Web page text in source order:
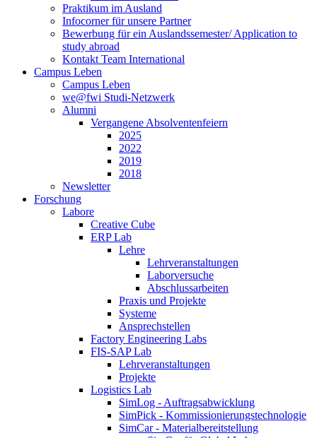
Praktikum im Ausland
Infocorner für unsere Partner
Bewerbung für ein Auslandssemester/ Application to
study abroad
Kontakt Team International
Campus Leben
Campus Leben
we@fwi Studi-Netzwerk
Alumni
Vergangene Absolventenfeiern
2025
2022
2019
2018
Newsletter
Forschung
Labore
Creative Cube
ERP Lab
Lehre
Lehrveranstaltungen
Laborversuche
Abschlussarbeiten
Praxis und Projekte
Systeme
Ansprechstellen
Factory Engineering Labs
FIS-SAP Lab
Lehrveranstaltungen
Projekte
Logistics Lab
SimLog - Auftragsabwicklung
SimPick - Kommissionierungstechnologie
SimCar - Materialbereitstellung